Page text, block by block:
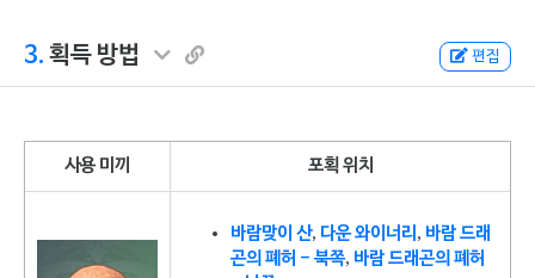
3. 획득 방법 편집
사용 미끼 포획 위치
바람맞이 산, 다운 와이너리 , 바람 드래
곤의 폐허 - 북쪽, 바람 드래곤의 폐허